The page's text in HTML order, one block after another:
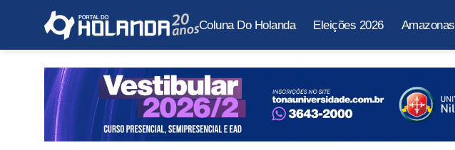
Coluna Do Holanda Eleições 2026 Amazonas